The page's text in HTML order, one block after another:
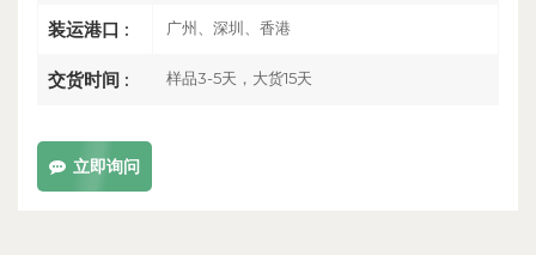
装运港口 : 广州、深圳、香港
交货时间 : 样品3-5天，大货15天
立即询问